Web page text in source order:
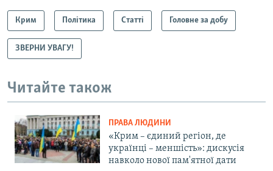
Крим Політика Статті Головне за добу
ЗВЕРНИ УВАГУ!
Читайте також
ПРАВА ЛЮДИНИ
«Крим – єдиний регіон, де
українці – меншість»: дискусія
навколо нової пам'ятної дати